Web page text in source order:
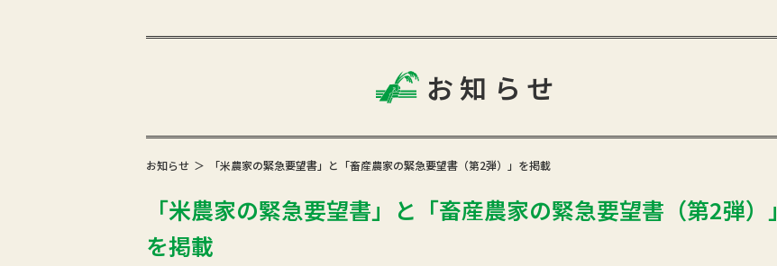
お知らせ
お知らせ 「米農家の緊急要望書」と「畜産農家の緊急要望書（第2弾）」を掲載
「米農家の緊急要望書」と「畜産農家の緊急要望書（第2弾）」
を掲載